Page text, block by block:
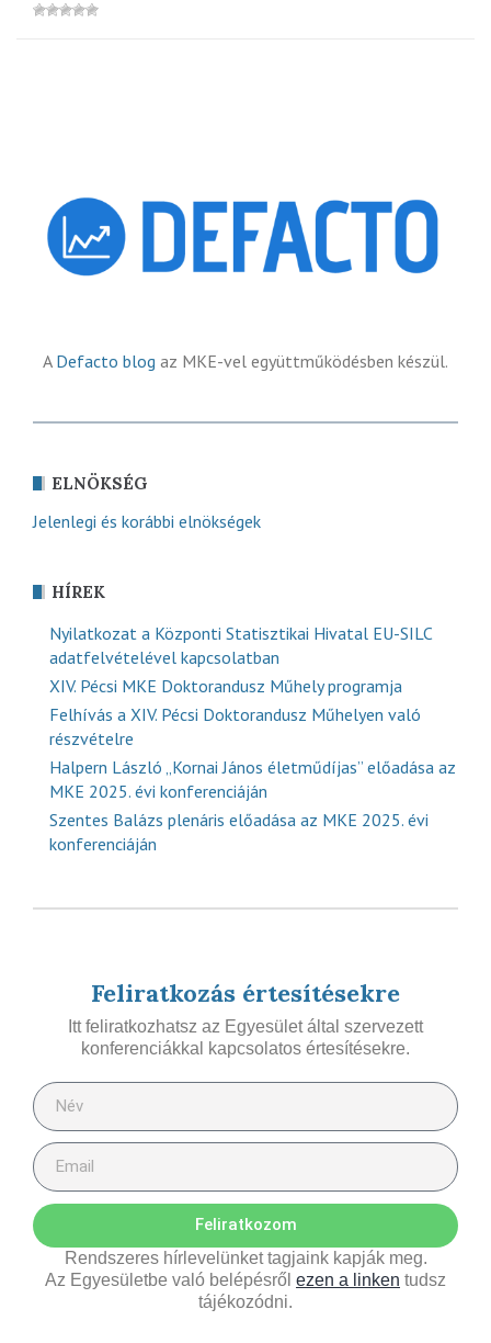
A Defacto blog az MKE-vel együttműködésben készül.
ELNÖKSÉG
Jelenlegi és korábbi elnökségek
HÍREK
Nyilatkozat a Központi Statisztikai Hivatal EU-SILC
adatfelvételével kapcsolatban
XIV. Pécsi MKE Doktorandusz Műhely programja
Felhívás a XIV. Pécsi Doktorandusz Műhelyen való
részvételre
Halpern László „Kornai János életműdíjas” előadása az
MKE 2025. évi konferenciáján
Szentes Balázs plenáris előadása az MKE 2025. évi
konferenciáján
Feliratkozás értesítésekre
Itt feliratkozhatsz az Egyesület által szervezett
konferenciákkal kapcsolatos értesítésekre.
Feliratkozom
Rendszeres hírlevelünket tagjaink kapják meg.
Az Egyesületbe való belépésről ezen a linken tudsz
tájékozódni.